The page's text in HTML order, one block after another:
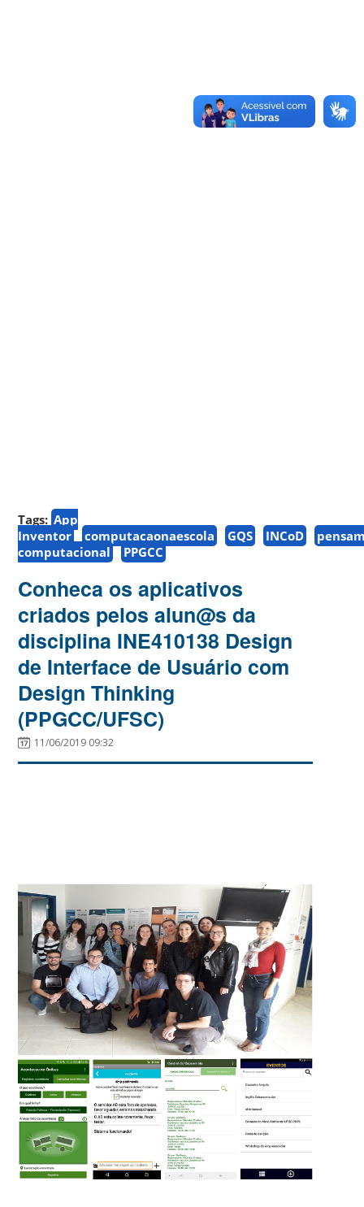
Tags: App
Inventor
computacaonaescola GQS INCoD
computacional
PPGCC
Conheca os aplicativos
criados pelos alun@s da
disciplina INE410138 Design
de Interface de Usuário com
Design Thinking
(PPGCC/UFSC)
11/06/2019 09:32